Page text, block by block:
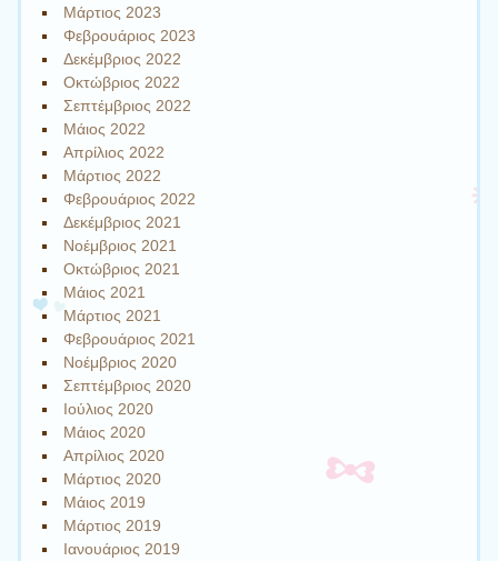
Μάρτιος 2023
Φεβρουάριος 2023
Δεκέμβριος 2022
Οκτώβριος 2022
Σεπτέμβριος 2022
Μάιος 2022
Απρίλιος 2022
Μάρτιος 2022
Φεβρουάριος 2022
Δεκέμβριος 2021
Νοέμβριος 2021
Οκτώβριος 2021
Μάιος 2021
Μάρτιος 2021
Φεβρουάριος 2021
Νοέμβριος 2020
Σεπτέμβριος 2020
Ιούλιος 2020
Μάιος 2020
Απρίλιος 2020
Μάρτιος 2020
Μάιος 2019
Μάρτιος 2019
Ιανουάριος 2019